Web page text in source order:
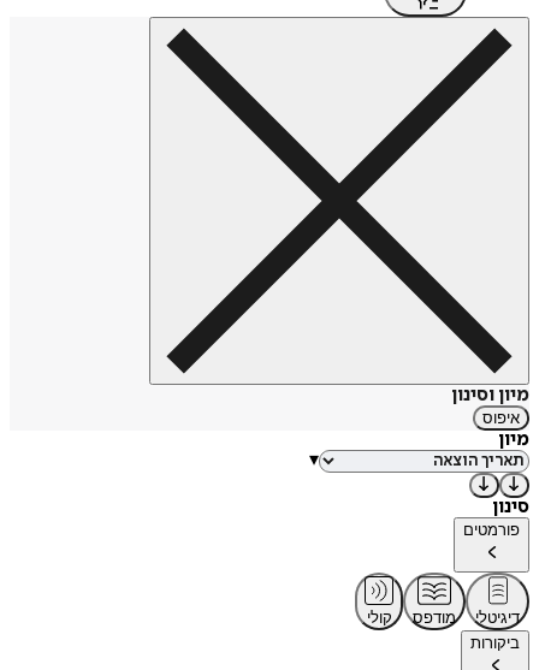
מיון וסינון
איפוס
מיון
▾
סינון
פורמטים
דיגיטלי מודפס
קולי
ביקורות